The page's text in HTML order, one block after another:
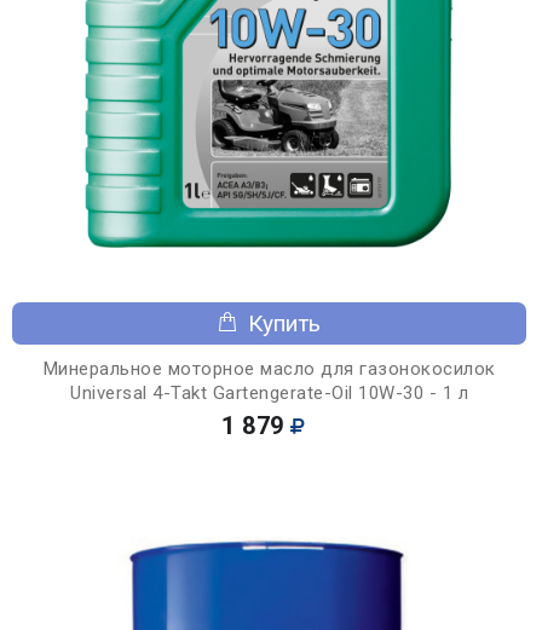
Купить
Минеральное моторное масло для газонокосилок
Universal 4-Takt Gartengerate-Oil 10W-30 - 1 л
1 879